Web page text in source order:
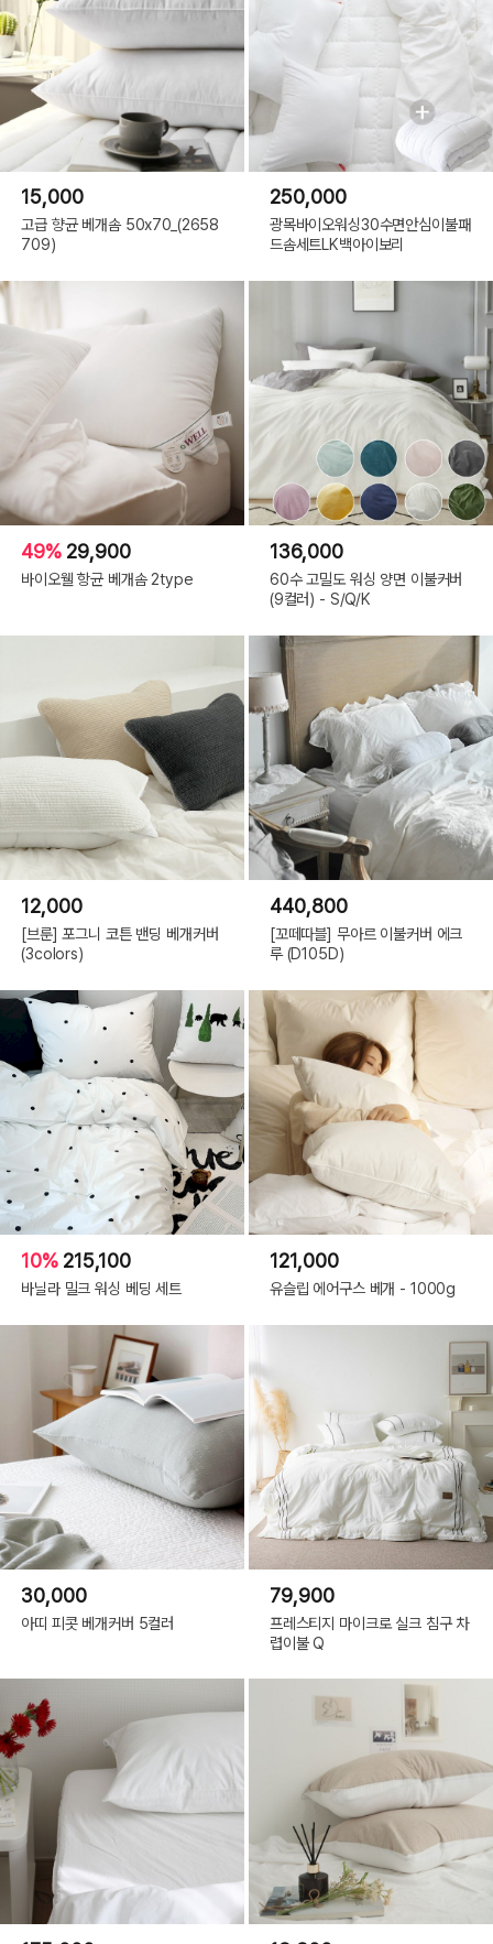
15,000
고급 향균 베개솜 50x70_(2658
709)
250,000
광목바이오워싱30수면안심이불패
드솜세트LK백아이보리
49% 29,900
바이오웰 항균 베개솜 2type
136,000
60수 고밀도 워싱 양면 이불커버
(9컬러) - S/Q/K
12,000
[브룬] 포그니 코튼 밴딩 베개커버
(3colors)
440,800
[꼬떼따블] 무아르 이불커버 에크
루 (D105D)
10% 215,100
바닐라 밀크 워싱 베딩 세트
121,000
유슬립 에어구스 베개 - 1000g
30,000
아띠 피콧 베개커버 5컬러
79,900
프레스티지 마이크로 실크 침구 차
렵이불 Q